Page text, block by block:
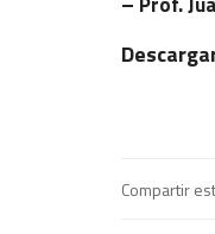
Compartir